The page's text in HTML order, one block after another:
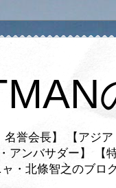
名誉会長】 【アジ
アンバサダー】 【
・北條智之のブログ